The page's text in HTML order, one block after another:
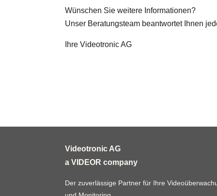
Wünschen Sie weitere Informationen?
Unser Beratungsteam beantwortet Ihnen
Ihre Videotronic AG
Videotronic AG
a VIDEOR company
Der zuverlässige Partner für Ihre